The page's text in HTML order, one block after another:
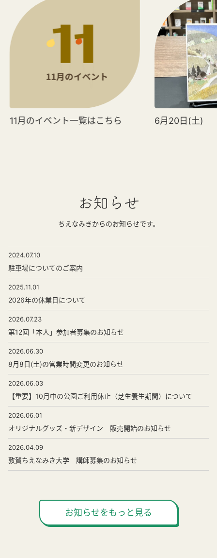
11月のイベント一覧はこちら 6月20日(土)
お知らせ
ちえなみきからのお知らせです。
2024.07.10
駐車場についてのご案内
2025.11.01
2026年の休業日について
2026.07.23
第12回「本人」参加者募集のお知らせ
2026.06.30
8月8日(土)の営業時間変更のお知らせ
2026.06.03
【重要】10月中の公園ご利用休止（芝生養生期間）について
2026.06.01
オリジナルグッズ・新デザイン 販売開始のお知らせ
2026.04.09
敦賀ちえなみき大学 講師募集のお知らせ
お知らせをもっと見る